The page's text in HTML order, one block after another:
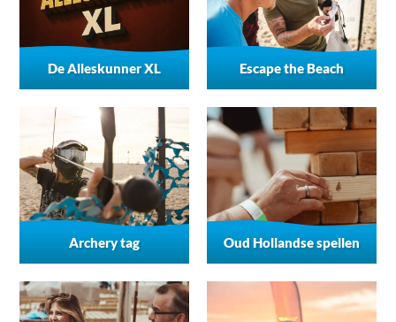
De Alleskunner XL Escape the Beach
Archery tag Oud Hollandse spellen